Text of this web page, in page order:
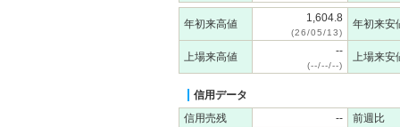
年初来高値 1,604.8
(26/05/13)
年初来安
上場来高値 --
(--/--/--)
上場来安
信用データ
信用売残
--
前週比